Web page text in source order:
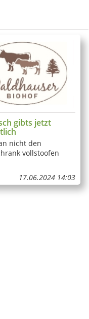
gibts jetzt
nicht den
vollstoofen
17.06.2024 14:03